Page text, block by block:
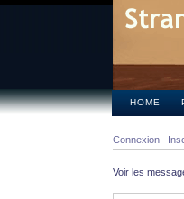
HOME
Connexion
Voir les